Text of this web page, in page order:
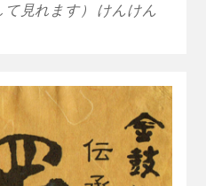
て見れます） けんけん